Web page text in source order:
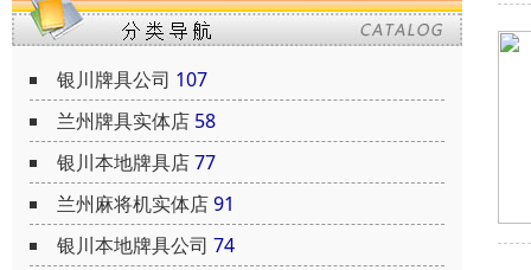
银川牌具公司 107
兰州牌具实体店 58
银川本地牌具店77
兰州麻将机实体店91
银川本地牌具公司 74